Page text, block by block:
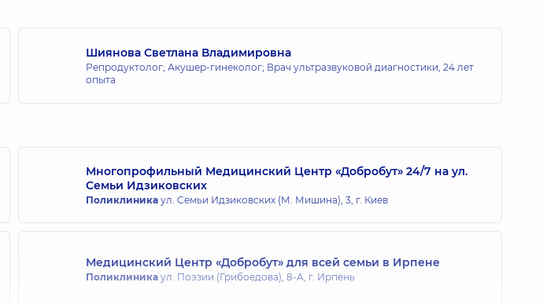
Шиянова Светлана Владимировна
Репродуктолог; Акушер-гинеколог; Врач ультразвуковой диагностики, 24 лет
опыта
Многопрофильный Медицинский Центр «Добробут» 24/7 на ул.
Семьи Идзиковских
Поликлиника ул. Семьи Идзиковских (М. Мишина), 3, г. Киев
Медицинский Центр «Добробут» для всей семьи в Ирпене
Поликлиника ул. Поэзии (Грибоедова), 8-А, г. Ирпень